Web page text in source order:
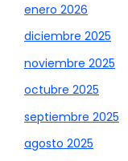
enero 2026
diciembre 2025
noviembre 2025
octubre 2025
septiembre 2025
agosto 2025